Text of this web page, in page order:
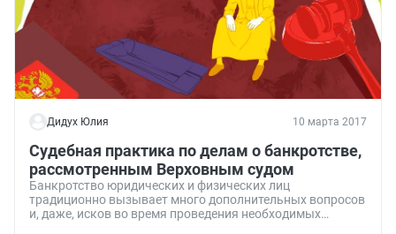
Дидух Юлия 10 марта 2017
Судебная практика по делам о банкротстве,
рассмотренным Верховным судом
Банкротство юридических и физических лиц
традиционно вызывает много дополнительных вопросов
и, даже, исков во время проведения необходимых